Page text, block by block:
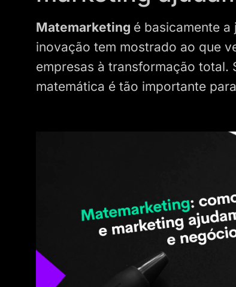
Matemarketing é basicamente
inovação tem mostrado ao que
empresas à transformação total.
matemática é tão importante